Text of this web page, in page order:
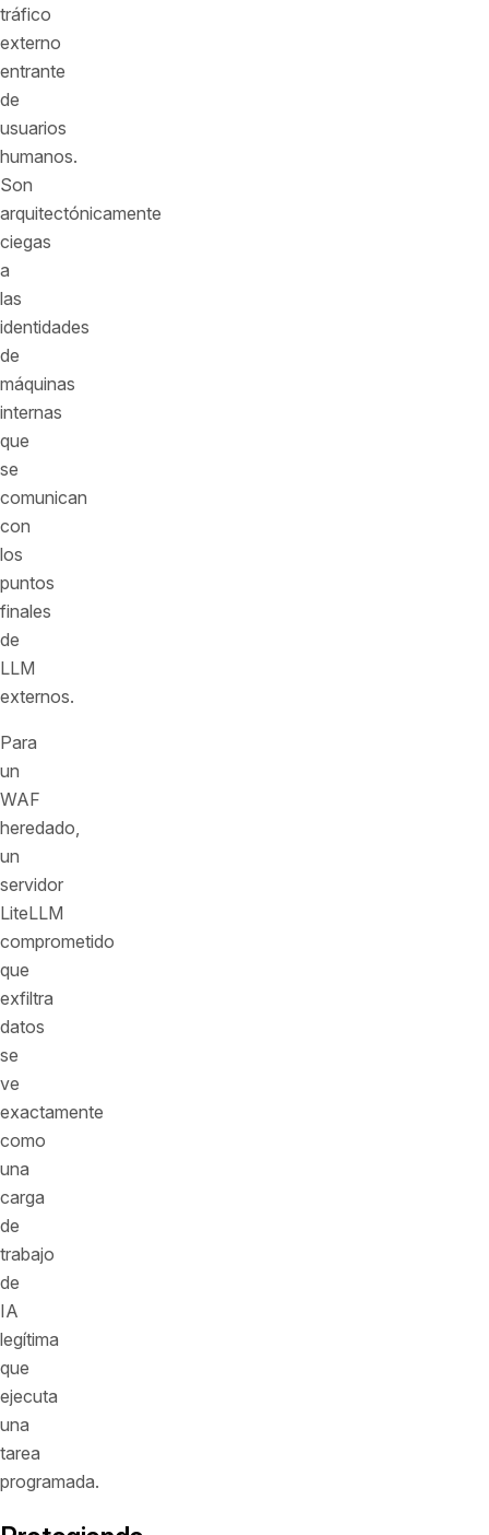
tráfico
externo
entrante
de
usuarios
humanos.
Son
arquitectónicamente
ciegas
a
las
identidades
de
máquinas
internas
que
se
comunican
con
los
puntos
finales
de
LLM
externos.
Para
un
WAF
heredado,
un
servidor
LiteLLM
comprometido
que
exfiltra
datos
se
ve
exactamente
como
una
carga
de
trabajo
de
IA
legítima
que
ejecuta
una
tarea
programada.